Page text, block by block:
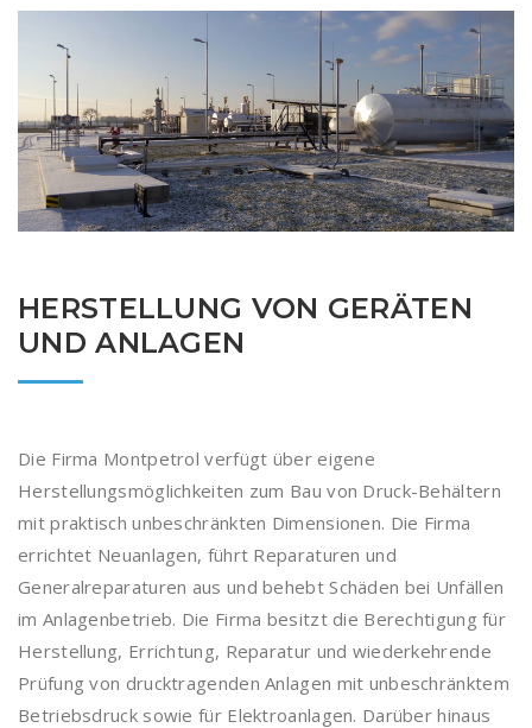
HERSTELLUNG VON GERÄTEN
UND ANLAGEN
Die Firma Montpetrol verfügt über eigene
Herstellungsmöglichkeiten zum Bau von Druck-Behältern
mit praktisch unbeschränkten Dimensionen. Die Firma
errichtet Neuanlagen, führt Reparaturen und
Generalreparaturen aus und behebt Schäden bei Unfällen
im Anlagenbetrieb. Die Firma besitzt die Berechtigung für
Herstellung, Errichtung, Reparatur und wiederkehrende
Prüfung von drucktragenden Anlagen mit unbeschränktem
Betriebsdruck sowie für Elektroanlagen. Darüber hinaus